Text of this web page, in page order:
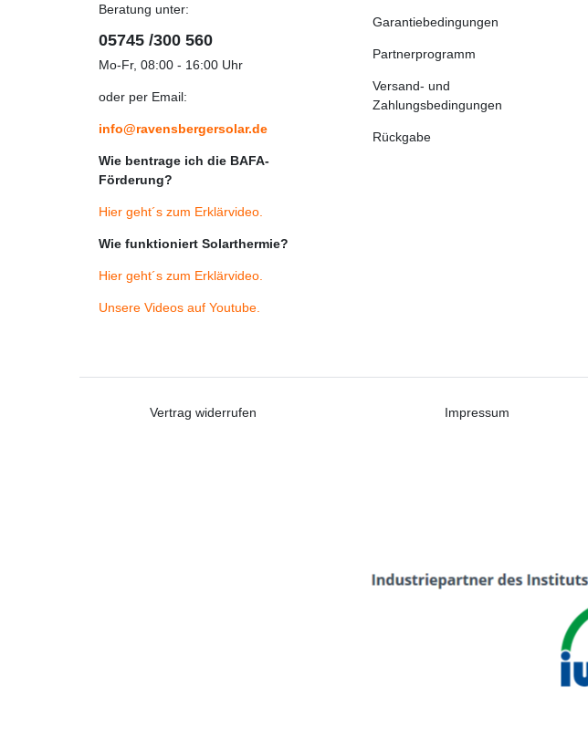
Beratung unter:
05745 /300 560
Mo-Fr, 08:00 - 16:00 Uhr
oder per Email:
info@ravensbergersolar.de
Wie bentrage ich die BAFA-
Förderung?
Hier geht´s zum Erklärvideo
Wie funktioniert Solarthermie?
Hier geht´s zum Erklärvideo
Unsere Videos auf Youtube
Garantiebedingungen
Partnerprogramm
Versand- und
Zahlungsbedingungen
Rückgabe
Vertrag widerrufen Impressum